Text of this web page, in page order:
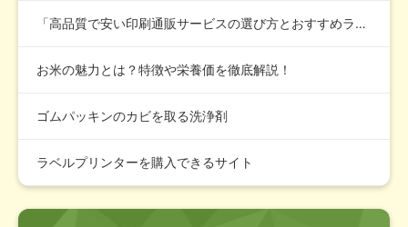
「高品質で安い印刷通販サービスの選び方とおすすめランキング」
お米の魅力とは？特徴や栄養価を徹底解説！
ゴムパッキンのカビを取る洗浄剤
ラベルプリンターを購入できるサイト